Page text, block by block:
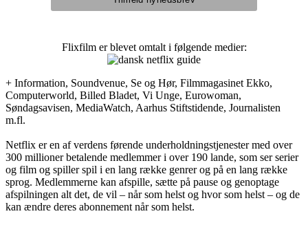
Flixfilm er blevet omtalt i følgende medier:
+ Information, Soundvenue, Se og Hør, Filmmagasinet Ekko,
Computerworld, Billed Bladet, Vi Unge, Eurowoman,
Søndagsavisen, MediaWatch, Aarhus Stiftstidende, Journalisten
m.fl.
Netflix er en af verdens førende underholdningstjenester med over
300 millioner betalende medlemmer i over 190 lande, som ser serier
og film og spiller spil i en lang række genrer og på en lang række
sprog. Medlemmerne kan afspille, sætte på pause og genoptage
afspilningen alt det, de vil – når som helst og hvor som helst – og de
kan ændre deres abonnement når som helst.